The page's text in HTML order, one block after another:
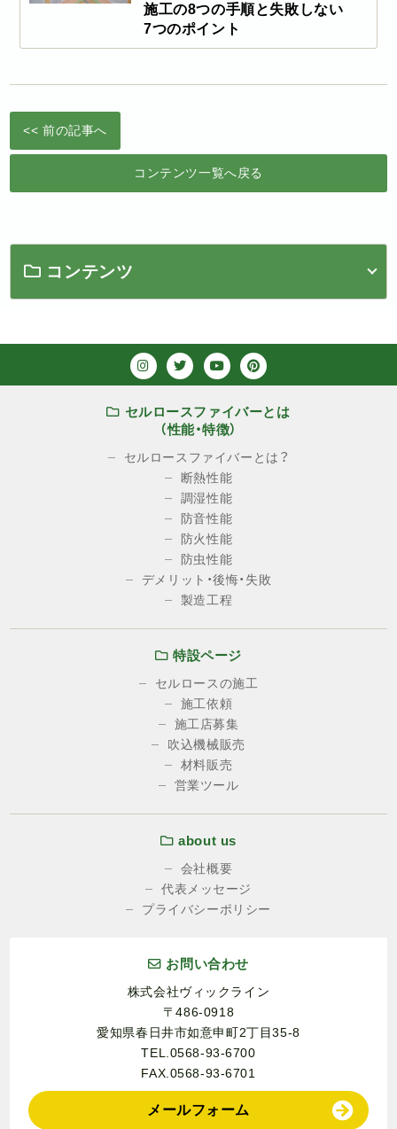
施工の8つの手順と失敗しない
7つのポイント
<< 前の記事へ
コンテンツ一覧へ戻る
コンテンツ
セルロースファイバーとは
（性能・特徴）
セルロースファイバーとは？
断熱性能
調湿性能
防音性能
防火性能
防虫性能
デメリット・後悔・失敗
製造工程
特設ページ
セルロースの施工
施工依頼
施工店募集
吹込機械販売
材料販売
営業ツール
about us
会社概要
代表メッセージ
プライバシーポリシー
お問い合わせ
株式会社ヴィックライン
〒486-0918
愛知県春日井市如意申町2丁目35-8
TEL.0568-93-6700
FAX.0568-93-6701
メールフォーム